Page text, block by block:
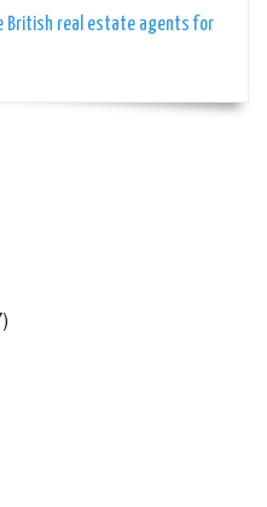
British real estate agents for